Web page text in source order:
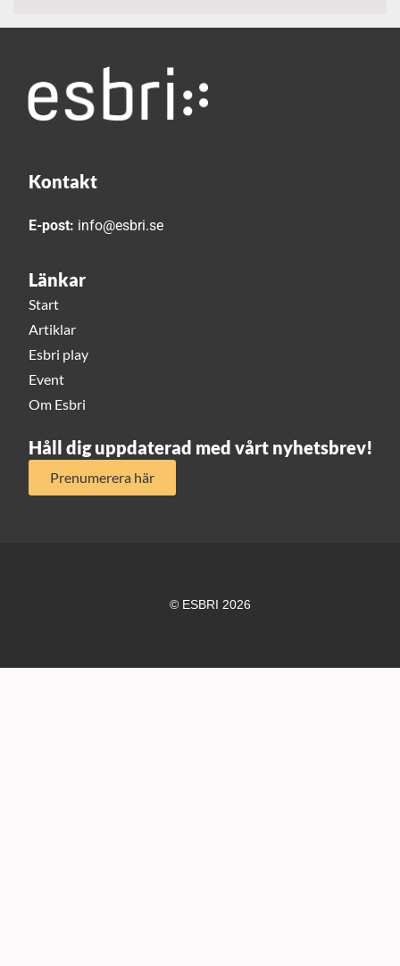
Kontakt
E-post: info@esbri.se
Länkar
Start
Artiklar
Esbri play
Event
Om Esbri
Håll dig uppdaterad med vårt nyhetsbrev!
Prenumerera här
© ESBRI 2026